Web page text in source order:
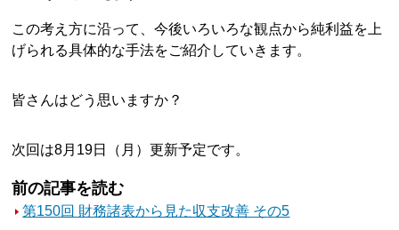
この考え方に沿って、今後いろいろな観点から純利益を上
げられる具体的な手法をご紹介していきます。
皆さんはどう思いますか？
次回は8月19日（月）更新予定です。
前の記事を読む
第150回 財務諸表から見た収支改善 その5